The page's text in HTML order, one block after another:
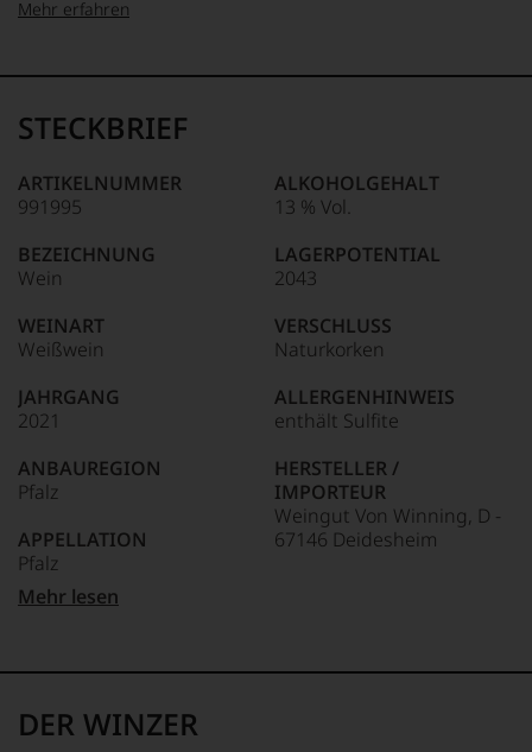
95–98 Punkte:
90–94 Punkte:
Unter 85 Punkte:
Name
Tesdorpf
für
»Fine
für
die
edlen
Weine
der
Welt,
kaum
ein
Das
dokumentieren
auch
und
gerade
mit
Medaillen
Weinjournalisten
Mehr erfahren
STECKBRIEF
ARTIKELNUMMER
991995
BEZEICHNUNG
Wein
WEINART
Weißwein
JAHRGANG
2021
ANBAUREGION
Pfalz
APPELLATION
Pfalz
QUALITÄTSSTUFE
REBSORTEN
ALKOHOLGEHALT
13 % Vol.
LAGERPOTENTIAL
2043
VERSCHLUSS
Naturkorken
ALLERGENHINWEIS
enthält Sulfite
HERSTELLER /
IMPORTEUR
Weingut Von Winning, D -
67146 Deidesheim
1,5 L
Mehr lesen
DER WINZER